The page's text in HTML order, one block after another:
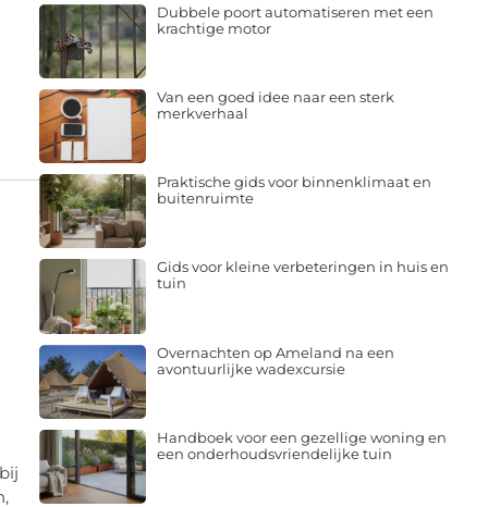
Dubbele poort automatiseren met een
krachtige motor
Van een goed idee naar een sterk
merkverhaal
Praktische gids voor binnenklimaat en
buitenruimte
Gids voor kleine verbeteringen in huis en
tuin
Overnachten op Ameland na een
avontuurlijke wadexcursie
Handboek voor een gezellige woning en
een onderhoudsvriendelijke tuin